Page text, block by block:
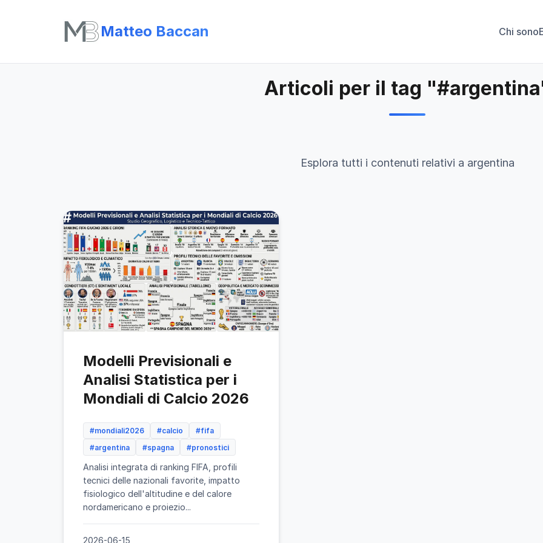
Matteo Baccan Chi sono
Articoli per il tag
Esplora tutti i contenuti relativi a argentina
Modelli Previsionali e
Analisi Statistica per i
Mondiali di Calcio 2026
#mondiali2026 #calcio
#fifa
#argentina
#spagna #pronostici
Analisi integrata di ranking FIFA, profili
tecnici delle nazionali favorite, impatto
fisiologico dell'altitudine e del calore
nordamericano e proiezio...
2026-06-15